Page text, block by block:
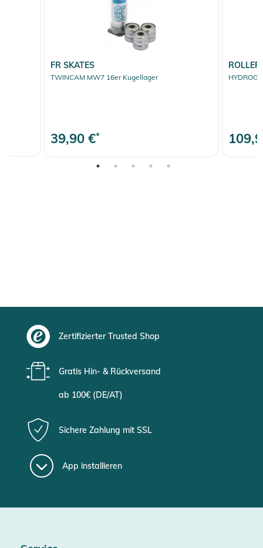
FR SKATES
TWINCAM MW7 16er Kugellager
39,90 €*
Zertifizierter Trusted Shop
Gratis Hin- & Rückversand
ab 100€ (DE/AT)
Sichere Zahlung mit SSL
App installieren